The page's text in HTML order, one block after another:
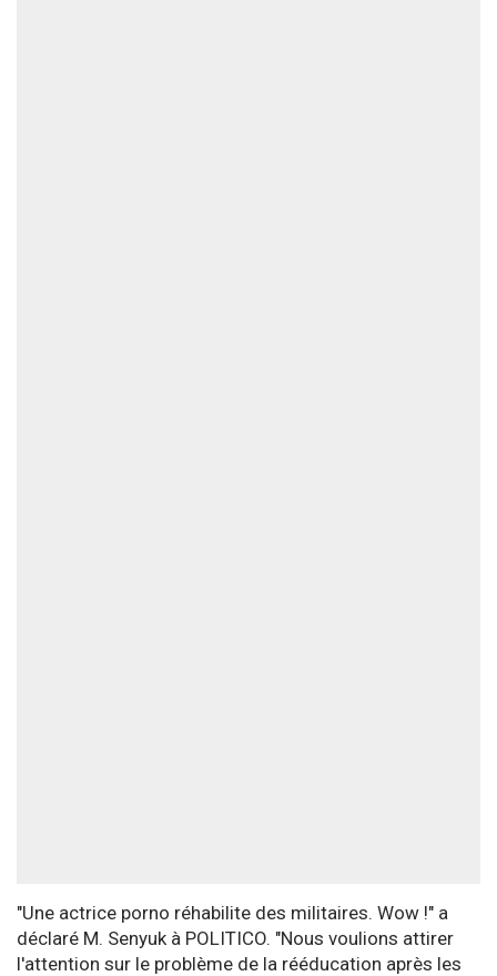
"Une actrice porno réhabilite des militaires. Wow !" a
déclaré M. Senyuk à POLITICO. "Nous voulions attirer
l'attention sur le problème de la rééducation après les